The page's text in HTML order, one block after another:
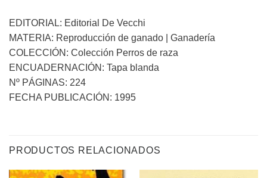
EDITORIAL: Editorial De Vecchi
MATERIA: Reproducción de ganado | Ganadería
COLECCIÓN: Colección Perros de raza
ENCUADERNACIÓN: Tapa blanda
Nº PÁGINAS: 224
FECHA PUBLICACIÓN: 1995
PRODUCTOS RELACIONADOS